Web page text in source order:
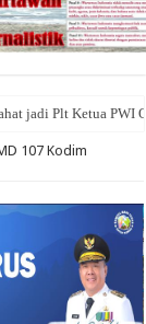
jadi Plt Ketua PWI
107 Kodim